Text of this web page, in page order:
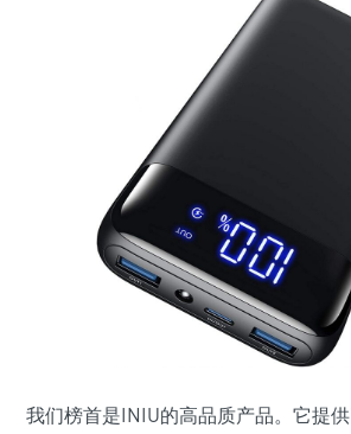
我们榜首是INIU的高品质产品。它提